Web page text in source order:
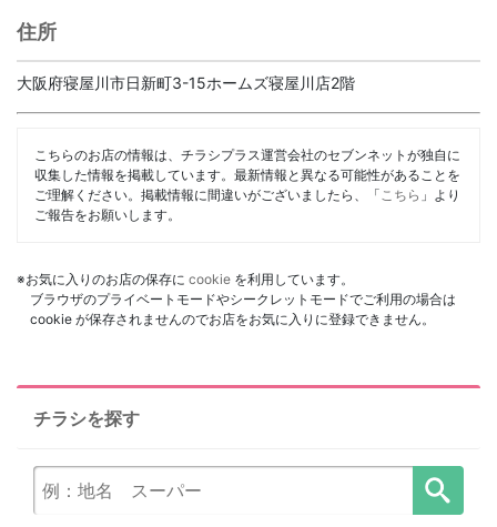
住所
大阪府寝屋川市日新町3-15ホームズ寝屋川店2階
こちらのお店の情報は、チラシプラス運営会社のセブンネットが独自に
収集した情報を掲載しています。最新情報と異なる可能性があることを
ご理解ください。掲載情報に間違いがございましたら、「 こちら 」より
ご報告をお願いします。
※お気に入りのお店の保存に cookie を利用しています。
ブラウザのプライベートモードやシークレットモードでご利用の場合は
cookie が保存されませんのでお店をお気に入りに登録できません。
チラシを探す